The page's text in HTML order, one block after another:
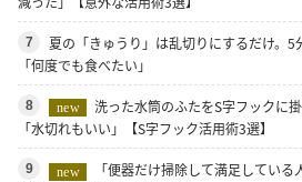
7
夏の「きゅうり」は乱切りにするだけ。5
「何度でも食べたい」
8 new
洗った水筒のふたをS字フックに
「水切れもいい」【S字フック活用術3選】
9 new
「便器だけ掃除して満足してい